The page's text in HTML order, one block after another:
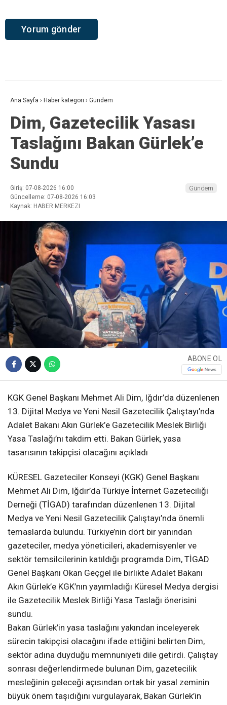
Ana Sayfa › Haber kategori › Gündem
Dim, Gazetecilik Yasası
Taslağını Bakan Gürlek’e
Sundu
Giriş: 07-08-2026 16:00
Güncelleme: 07-08-2026 16:03
Kaynak: HABER MERKEZI
Gündem
ABONE OL
KGK Genel Başkanı Mehmet Ali Dim, Iğdır’da düzenlenen
13. Dijital Medya ve Yeni Nesil Gazetecilik Çalıştayı’nda
Adalet Bakanı Akın Gürlek’e Gazetecilik Meslek Birliği
Yasa Taslağı’nı takdim etti. Bakan Gürlek, yasa
tasarısının takipçisi olacağını açıkladı
KÜRESEL Gazeteciler Konseyi (KGK) Genel Başkanı
Mehmet Ali Dim, Iğdır’da Türkiye İnternet Gazeteciliği
Derneği (TİGAD) tarafından düzenlenen 13. Dijital
Medya ve Yeni Nesil Gazetecilik Çalıştayı’nda önemli
temaslarda bulundu. Türkiye’nin dört bir yanından
gazeteciler, medya yöneticileri, akademisyenler ve
sektör temsilcilerinin katıldığı programda Dim, TİGAD
Genel Başkanı Okan Geçgel ile birlikte Adalet Bakanı
Akın Gürlek’e KGK’nın yayımladığı Küresel Medya dergisi
ile Gazetecilik Meslek Birliği Yasa Taslağı önerisini
sundu.
Bakan Gürlek’in yasa taslağını yakından inceleyerek
sürecin takipçisi olacağını ifade ettiğini belirten Dim,
sektör adına duyduğu memnuniyeti dile getirdi. Çalıştay
sonrası değerlendirmede bulunan Dim, gazetecilik
mesleğinin geleceği açısından ortak bir yasal zeminin
büyük önem taşıdığını vurgulayarak, Bakan Gürlek’in